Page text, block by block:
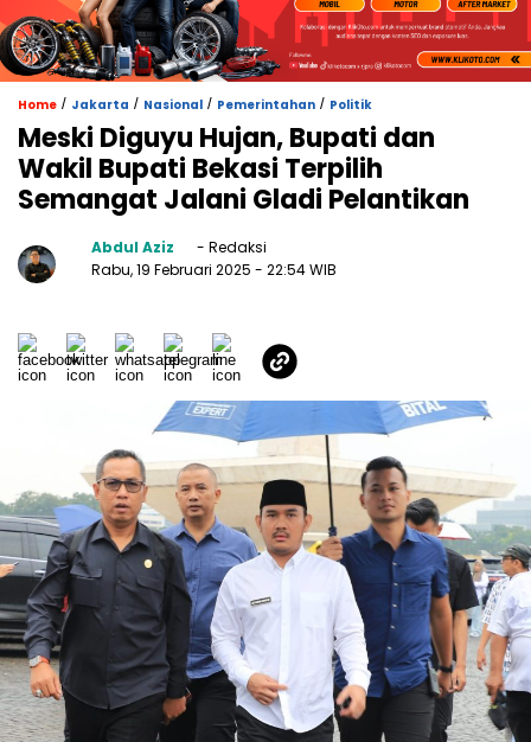
Home / Jakarta / Nasional / Pemerintahan / Politik
Meski Diguyu Hujan, Bupati dan
Wakil Bupati Bekasi Terpilih
Semangat Jalani Gladi Pelantikan
Abdul Aziz
- Redaksi
Rabu, 19 Februari 2025 - 22:54 WIB